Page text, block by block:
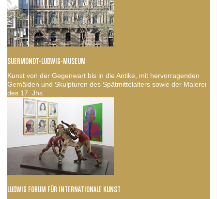
SUERMONDT-LUDWIG-MUSEUM
Kunst von der Gegenwart bis in die Antike, mit hervorragenden
Gemälden und Skulpturen des Spätmittelalters sowie der Malerei
des 17. Jhs.
LUDWIG FORUM FÜR INTERNATIONALE KUNST